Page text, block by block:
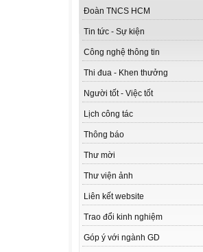
Đoàn TNCS HCM
Tin tức - Sự kiện
Công nghệ thông tin
Thi đua - Khen thưởng
Người tốt - Việc tốt
Lịch công tác
Thông báo
Thư mời
Thư viện ảnh
Liên kết website
Trao đổi kinh nghiệm
Góp ý với ngành GD